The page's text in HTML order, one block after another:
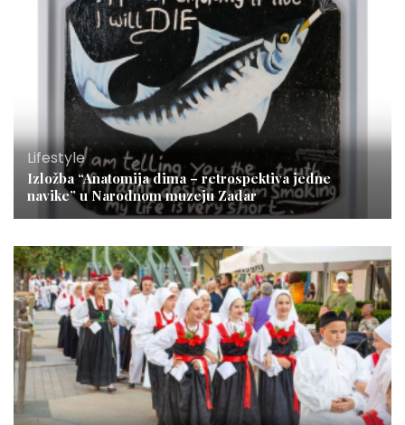
Lifestyle
Izložba “Anatomija dima – retrospektiva jedne
navike” u Narodnom muzeju Zadar